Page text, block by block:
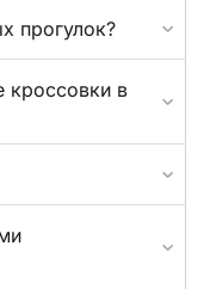
прогулок?
кроссовки в